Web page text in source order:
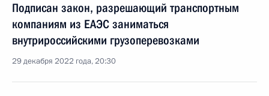
Подписан закон, разрешающий транспортным
компаниям из ЕАЭС заниматься
внутрироссийскими грузоперевозками
29 декабря 2022 года, 20:30